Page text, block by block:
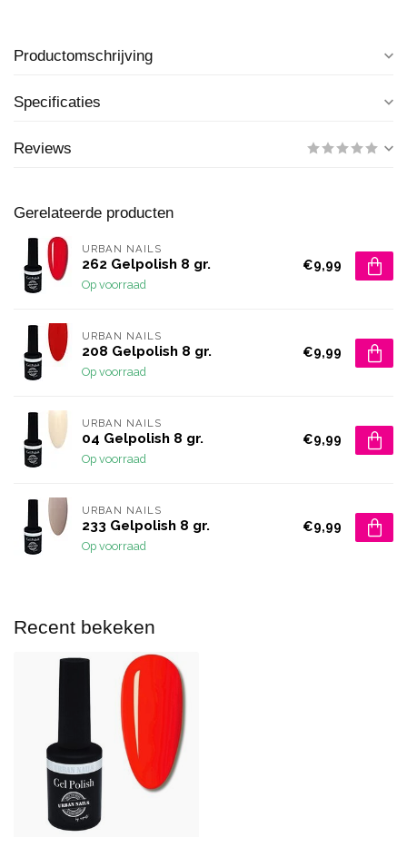
Productomschrijving
Specificaties
Reviews
Gerelateerde producten
URBAN NAILS
262 Gelpolish 8 gr.
Op voorraad
€9,99
URBAN NAILS
208 Gelpolish 8 gr.
Op voorraad
€9,99
URBAN NAILS
04 Gelpolish 8 gr.
Op voorraad
€9,99
URBAN NAILS
233 Gelpolish 8 gr.
Op voorraad
€9,99
Recent bekeken